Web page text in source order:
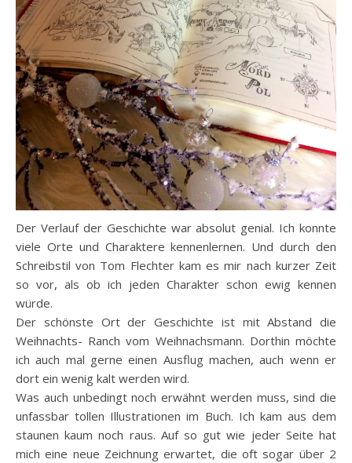
Der Verlauf der Geschichte war absolut genial. Ich konnte
viele Orte und Charaktere kennenlernen. Und durch den
Schreibstil von Tom Flechter kam es mir nach kurzer Zeit
so vor, als ob ich jeden Charakter schon ewig kennen
würde.
Der schönste Ort der Geschichte ist mit Abstand die
Weihnachts- Ranch vom Weihnachsmann. Dorthin möchte
ich auch mal gerne einen Ausflug machen, auch wenn er
dort ein wenig kalt werden wird.
Was auch unbedingt noch erwähnt werden muss, sind die
unfassbar tollen Illustrationen im Buch. Ich kam aus dem
staunen kaum noch raus. Auf so gut wie jeder Seite hat
mich eine neue Zeichnung erwartet, die oft sogar über 2